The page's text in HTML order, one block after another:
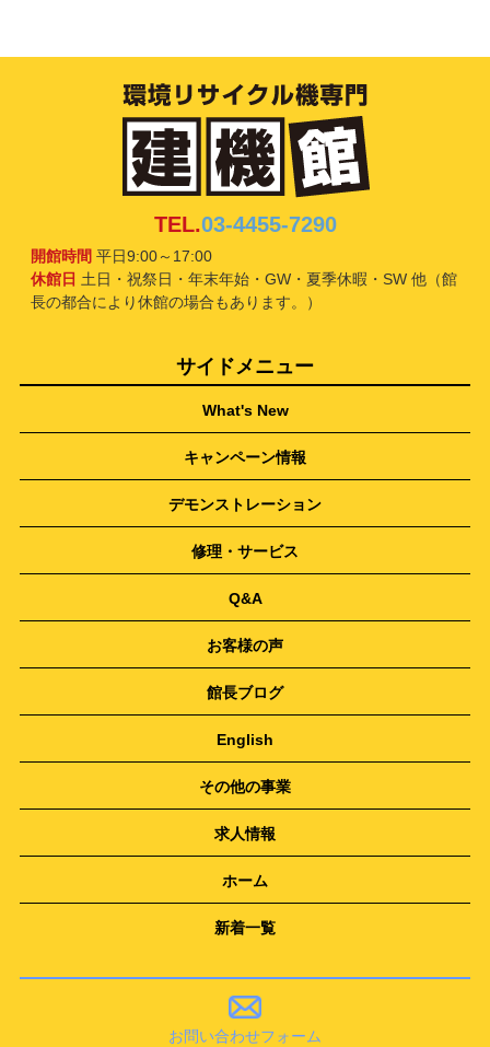
TEL.03-4455-7290
開館時間 平日9:00～17:00
休館日 土日・祝祭日・年末年始・GW・夏季休暇・SW 他（館
長の都合により休館の場合もあります。）
サイドメニュー
What's New
キャンペーン情報
デモンストレーション
修理・サービス
Q&A
お客様の声
館長ブログ
English
その他の事業
求人情報
ホーム
新着一覧
お問い合わせフォーム